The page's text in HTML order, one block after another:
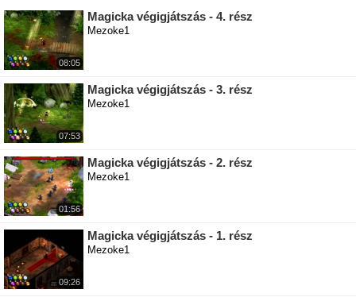
08:05
Magicka végigjátszás - 4. rész
Mezoke1
07:53
Magicka végigjátszás - 3. rész
Mezoke1
01:56
Magicka végigjátszás - 2. rész
Mezoke1
09:26
Magicka végigjátszás - 1. rész
Mezoke1